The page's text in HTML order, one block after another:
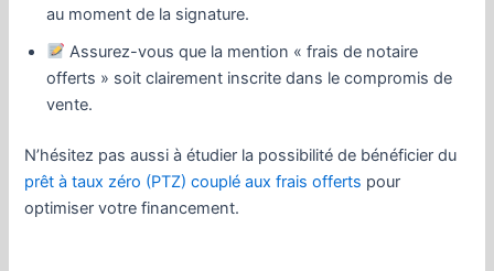
au moment de la signature.
Assurez-vous que la mention « frais de notaire
offerts » soit clairement inscrite dans le compromis de
vente.
N’hésitez pas aussi à étudier la possibilité de bénéficier du
prêt à taux zéro (PTZ) couplé aux frais offerts pour
optimiser votre financement.